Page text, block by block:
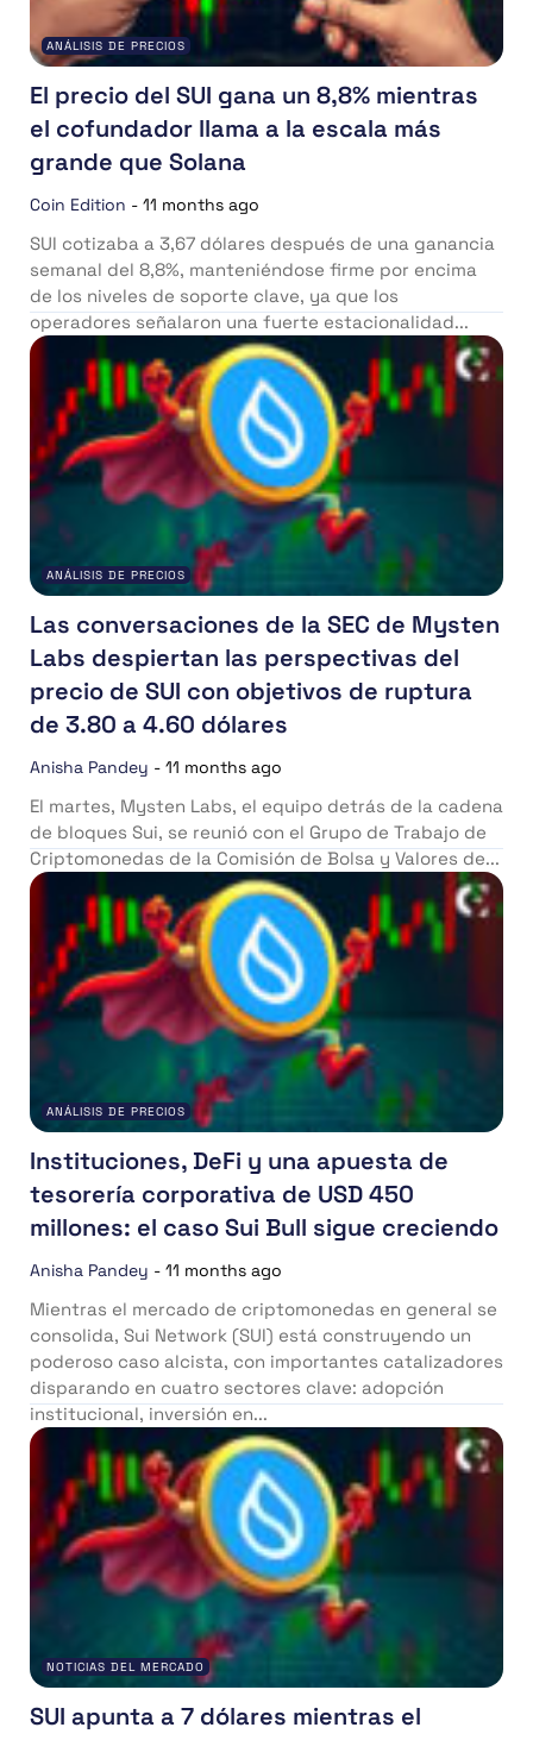
ANÁLISIS DE PRECIOS
El precio del SUI gana un 8,8% mientras
el cofundador llama a la escala más
grande que Solana
Coin Edition - 11 months ago
SUI cotizaba a 3,67 dólares después de una ganancia
semanal del 8,8%, manteniéndose firme por encima
de los niveles de soporte clave, ya que los
operadores señalaron una fuerte estacionalidad...
ANÁLISIS DE PRECIOS
Las conversaciones de la SEC de Mysten
Labs despiertan las perspectivas del
precio de SUI con objetivos de ruptura
de 3.80 a 4.60 dólares
Anisha Pandey - 11 months ago
El martes, Mysten Labs, el equipo detrás de la cadena
de bloques Sui, se reunió con el Grupo de Trabajo de
Criptomonedas de la Comisión de Bolsa y Valores de...
ANÁLISIS DE PRECIOS
Instituciones, DeFi y una apuesta de
tesorería corporativa de USD 450
millones: el caso Sui Bull sigue creciendo
Anisha Pandey - 11 months ago
Mientras el mercado de criptomonedas en general se
consolida, Sui Network (SUI) está construyendo un
poderoso caso alcista, con importantes catalizadores
disparando en cuatro sectores clave: adopción
institucional, inversión en...
NOTICIAS DEL MERCADO
SUI apunta a 7 dólares mientras el